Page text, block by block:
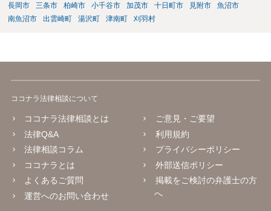
長岡市
三条市 柏崎市 小千谷市 加茂市 十日町市 見附市
魚沼市
南魚沼市
出雲崎町 湯沢町 津南町 刈羽村
ココナラ法律相談について
ココナラ法律相談とは
法律Q&A
法律相談コラム
ココナラとは
よくあるご質問
運営へのお問い合わせ
ご意見・ご要望
利用規約
プライバシーポリシー
外部送信ポリシー
掲載をご検討の弁護士の方
へ